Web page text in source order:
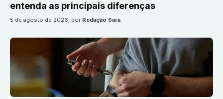
entenda as principais diferenças
5 de agosto de 2026, por Redação Sara